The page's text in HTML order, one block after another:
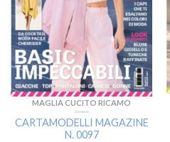
MAGLIA CUCITO RICAMO
CARTAMODELLI MAGAZINE
N. 0097